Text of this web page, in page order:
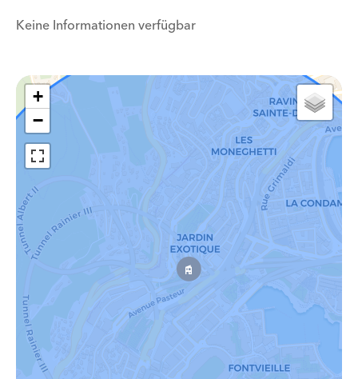
Keine Informationen verfügbar
+
−